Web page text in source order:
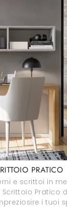
PRATICO
e scrittoi in
Pratico
i tuoi